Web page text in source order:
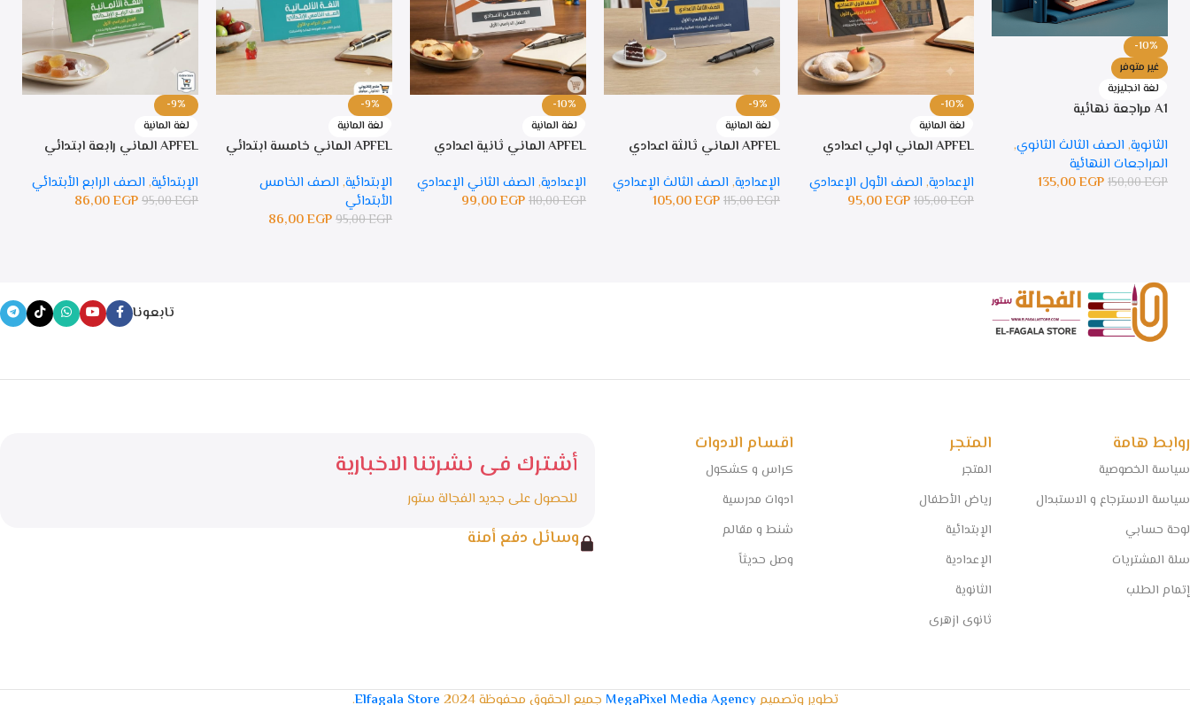
-10%
غير متوفر
لغة انجليزية
A1 مراجعة نهائية
الثانوية, الصف الثالث الثانوي,
المراجعات النهائية
150,00EGP
135,00EGP
-10%
لغة المانية
APFEL الماني اولي اعدادي
الإعدادية, الصف الأول الإعدادي
105,00EGP
95,00EGP
-9%
لغة المانية
APFEL الماني ثالثة اعدادي
الإعدادية, الصف الثالث الإعدادي
115,00EGP
105,00EGP
-10%
لغة المانية
APFEL الماني ثانية اعدادي
الإعدادية, الصف الثاني الإعدادي
110,00EGP
99,00EGP
-9%
لغة المانية
APFEL الماني خامسة ابتدائي
الإبتدائية, الصف الخامس
الأبتدائي
95,00EGP
86,00EGP
-9%
لغة المانية
APFEL الماني رابعة ابتدائي
الإبتدائية, الصف الرابع الأبتدائي
95,00EGP
86,00EGP
تابعونا
روابط هامة
سياسة الخصوصية
سياسة الاسترجاع و الاستبدال
لوحة حسابي
سلة المشتريات
إتمام الطلب
المتجر
المتجر
رياض الأطفال
الإبتدائية
الإعدادية
الثانوية
ثانوى ازهرى
اقسام الادوات
كراس و كشكول
ادوات مدرسية
شنط و مقالم
وصل حديثاً
أشترك فى نشرتنا الاخبارية
للحصول على جديد الفجالة ستور
وسائل دفع أمنة
تطوير وتصميمMegaPixel Media Agency جميع الحقوق محفوظة 2024 Elfagala Store
.